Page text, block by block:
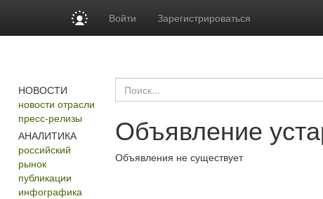
Войти Зарегистрироваться
НОВОСТИ
новости отрасли
пресс-релизы
АНАЛИТИКА
российский
рынок
публикации
инфографика
Объявление
Объявления не существует